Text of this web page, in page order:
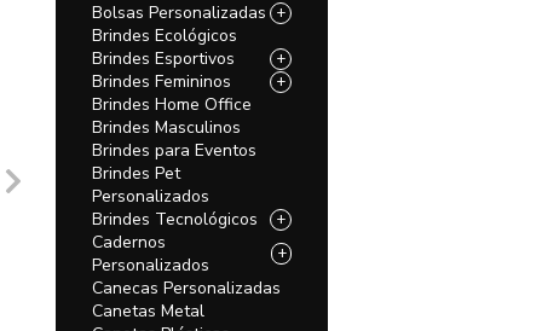
Bolsas Personalizadas +
Brindes Ecológicos
Brindes Esportivos
+
Brindes Femininos +
Brindes Home Office
Brindes Masculinos
Brindes para Eventos
Brindes Pet
Personalizados
Brindes Tecnológicos
+
Cadernos
Personalizados
+
Canecas Personalizadas
Canetas Metal